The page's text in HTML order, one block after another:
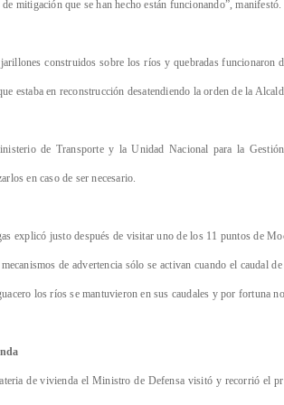
de mitigación que se han hecho están funcionando”, manifestó.
construidos sobre los ríos y quebradas
estaba en reconstrucción desatendiendo la orden de la
de Transporte y la Unidad Nacional para la
en caso de ser necesario.
explicó justo después de visitar uno de los 11 puntos de
de advertencia sólo se activan cuando el caudal
los ríos se mantuvieron en sus caudales y por fortuna
de vivienda el Ministro de Defensa visitó y recorrió el